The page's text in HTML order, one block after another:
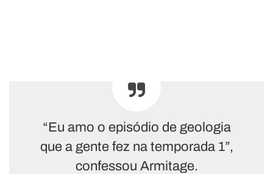
“Eu amo o episódio de geologia
que a gente fez na temporada 1”,
confessou Armitage.